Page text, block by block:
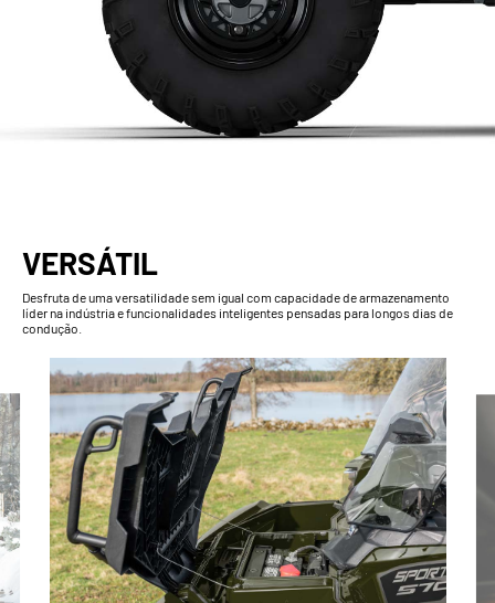
VERSÁTIL
Desfruta de uma versatilidade sem igual com capacidade de armazenamento
líder na indústria e funcionalidades inteligentes pensadas para longos dias de
condução.